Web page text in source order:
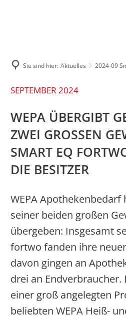
Sie sind hier: Aktuelles 2024-09
SEPTEMBER 2024
WEPA ÜBERGIBT
ZWEI GROSSEN
MART EQ FORTWO
IE BESITZER
WEPA Apothekenbedarf
seiner beiden großen
übergeben: Insgesamt
fortwo fanden ihre
davon gingen an
drei an Endverbraucher.
einer groß angelegten
beliebten WEPA Heiß-